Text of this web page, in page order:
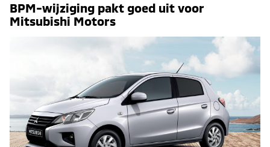
BPM-wijziging pakt goed uit voor
Mitsubishi Motors